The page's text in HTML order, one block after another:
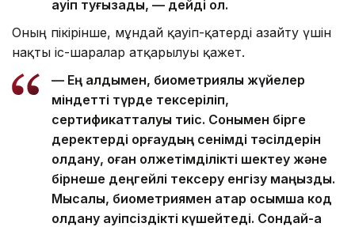
қауіп туғызады, — дейді ол.
Оның пікірінше, мұндай қауіп-қатерді азайту үшін
нақты іс-шаралар атқарылуы қажет.
— Ең алдымен, биометриялық жүйелер
міндетті түрде тексеріліп,
сертификатталуы тиіс. Сонымен бірге
деректерді қорғаудың сенімді тәсілдерін
қолдану, оған қолжетімділікті шектеу және
бірнеше деңгейлі тексеру енгізу маңызды.
Мысалы, биометриямен қатар қосымша код
қолдану қауіпсіздікті күшейтеді. Сондай-ақ